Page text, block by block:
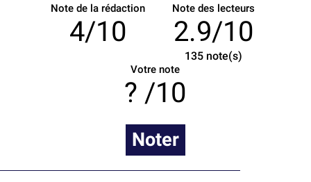
Note de la rédaction
4/10
Note des lecteurs
2.9/10
135note(s)
Votre note
/10
Noter